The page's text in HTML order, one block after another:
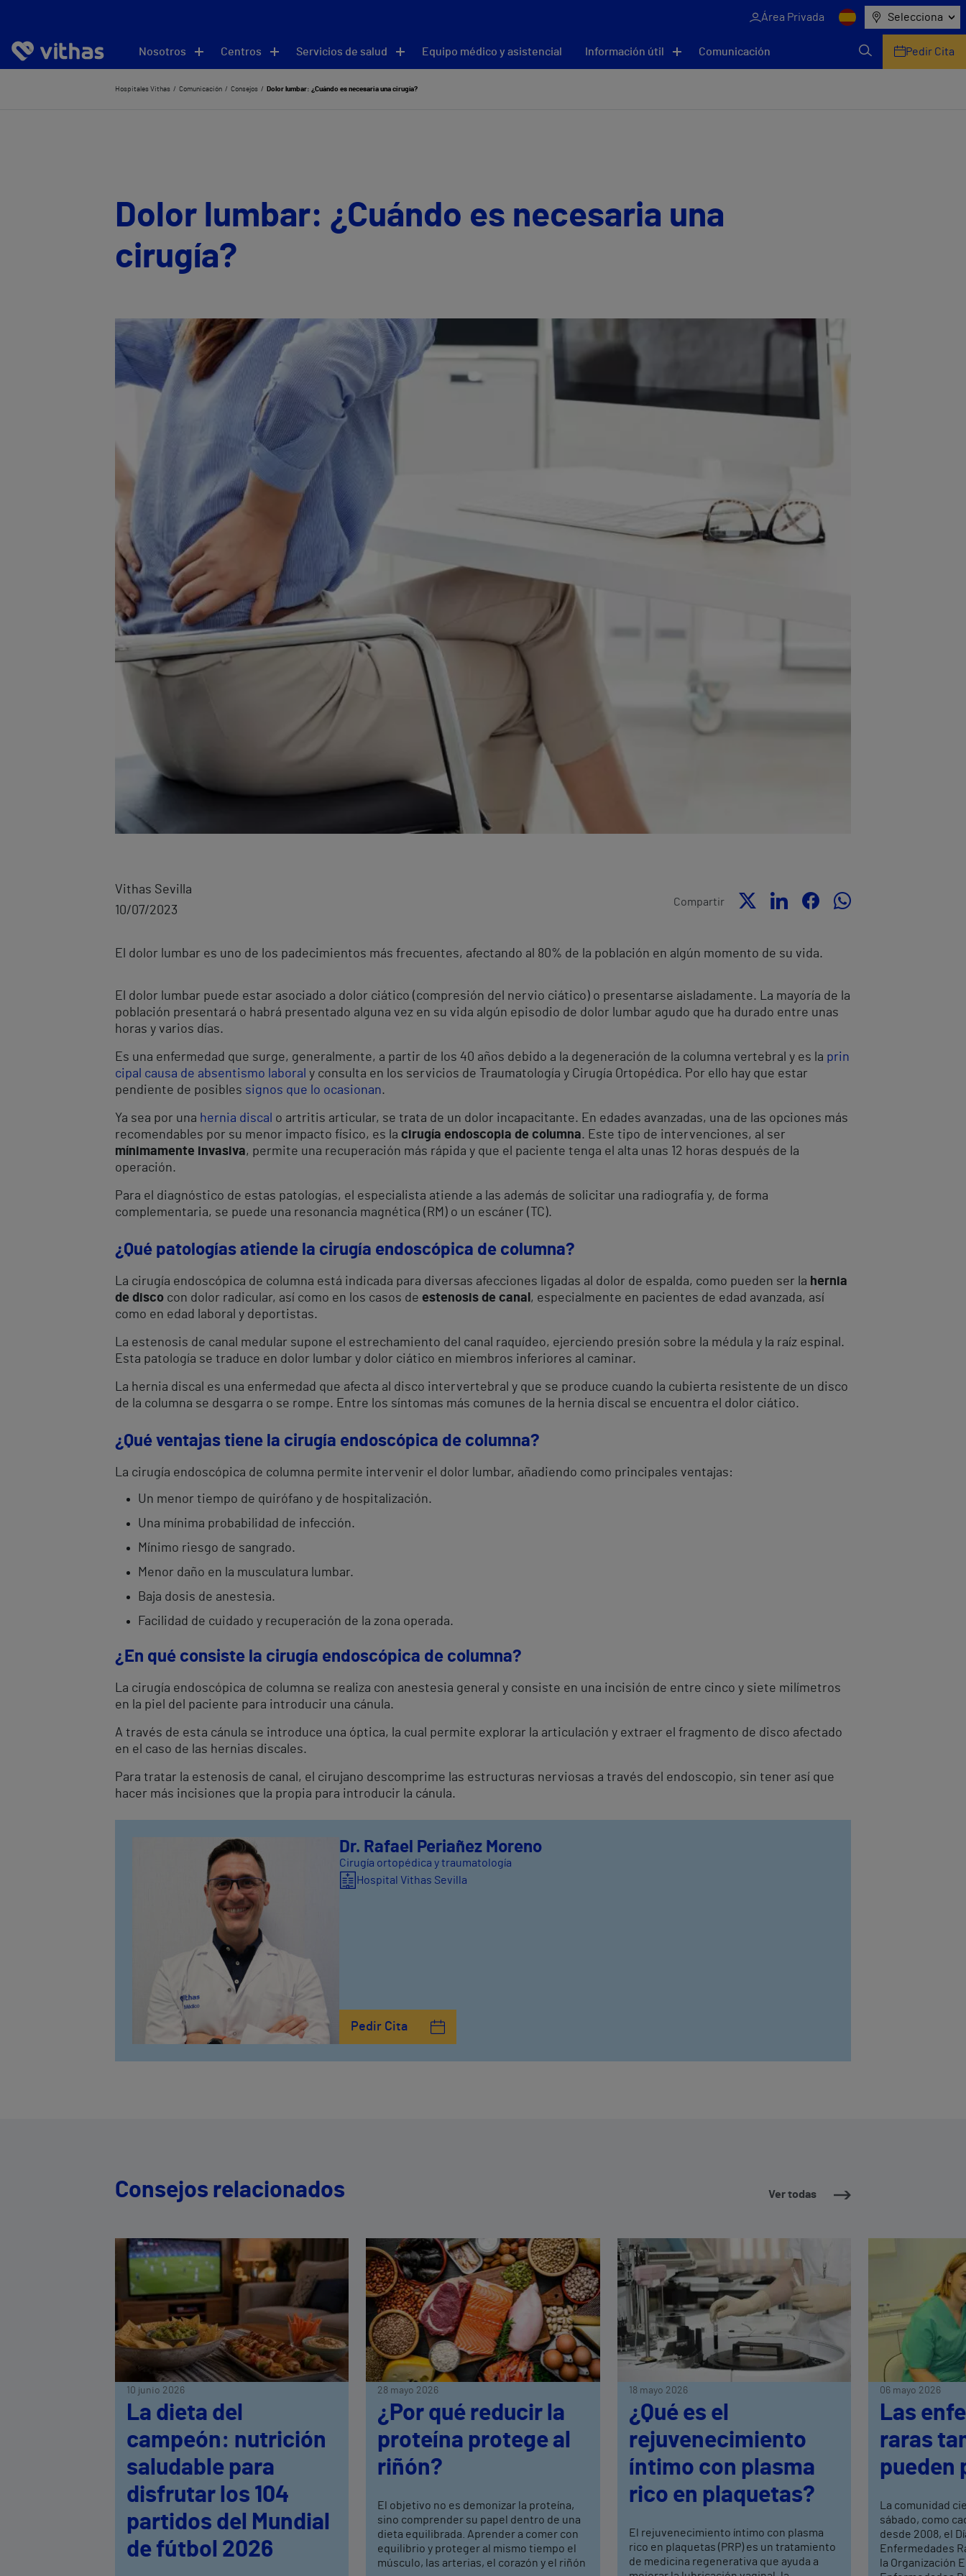
Área Privada Selecciona
Nosotros Centros Servicios de salud Equipo médico y asistencial Información útil Comunicación Pedir Cita
Hospitales Vithas Comunicación Consejos Dolor lumbar: ¿Cuándo es necesaria una cirugía?
Dolor lumbar: ¿Cuándo es necesaria una
cirugía?
Vithas Sevilla
10/07/2023
Compartir
El dolor lumbar es uno de los padecimientos más frecuentes, afectando al 80% de la población en algún momento de su vida.
El dolor lumbar puede estar asociado a dolor ciático (compresión del nervio ciático) o presentarse aisladamente. La mayoría de la
población presentará o habrá presentado alguna vez en su vida algún episodio de dolor lumbar agudo que ha durado entre unas
horas y varios días.
Es una enfermedad que surge, generalmente, a partir de los 40 años debido a la degeneración de la columna vertebral y es la prin
cipal causa de absentismo laboral y consulta en los servicios de Traumatología y Cirugía Ortopédica. Por ello hay que estar
pendiente de posibles signos que lo ocasionan.
Ya sea por una hernia discal o artritis articular, se trata de un dolor incapacitante. En edades avanzadas, una de las opciones más
recomendables por su menor impacto físico, es la cirugía endoscopia de columna. Este tipo de intervenciones, al ser
mínimamente invasiva, permite una recuperación más rápida y que el paciente tenga el alta unas 12 horas después de la
operación.
Para el diagnóstico de estas patologías, el especialista atiende a las además de solicitar una radiografía y, de forma
complementaria, se puede una resonancia magnética (RM) o un escáner (TC).
¿Qué patologías atiende la cirugía endoscópica de columna?
La cirugía endoscópica de columna está indicada para diversas afecciones ligadas al dolor de espalda, como pueden ser la hernia
de disco con dolor radicular, así como en los casos de estenosis de canal , especialmente en pacientes de edad avanzada, así
como en edad laboral y deportistas.
La estenosis de canal medular supone el estrechamiento del canal raquídeo, ejerciendo presión sobre la médula y la raíz espinal.
Esta patología se traduce en dolor lumbar y dolor ciático en miembros inferiores al caminar.
La hernia discal es una enfermedad que afecta al disco intervertebral y que se produce cuando la cubierta resistente de un disco
de la columna se desgarra o se rompe. Entre los síntomas más comunes de la hernia discal se encuentra el dolor ciático.
¿Qué ventajas tiene la cirugía endoscópica de columna?
La cirugía endoscópica de columna permite intervenir el dolor lumbar, añadiendo como principales ventajas:
Un menor tiempo de quirófano y de hospitalización.
Una mínima probabilidad de infección.
Mínimo riesgo de sangrado.
Menor daño en la musculatura lumbar.
Baja dosis de anestesia.
Facilidad de cuidado y recuperación de la zona operada.
¿En qué consiste la cirugía endoscópica de columna?
La cirugía endoscópica de columna se realiza con anestesia general y consiste en una incisión de entre cinco y siete milímetros
en la piel del paciente para introducir una cánula.
A través de esta cánula se introduce una óptica, la cual permite explorar la articulación y extraer el fragmento de disco afectado
en el caso de las hernias discales.
Para tratar la estenosis de canal, el cirujano descomprime las estructuras nerviosas a través del endoscopio, sin tener así que
hacer más incisiones que la propia para introducir la cánula.
Dr. Rafael Periañez Moreno
Cirugía ortopédica y traumatología
Hospital Vithas Sevilla
Pedir Cita
Consejos relacionados Ver todas
10 junio 2026
La dieta del
campeón: nutrición
saludable para
disfrutar los 104
partidos del Mundial
de fútbol 2026
28 mayo 2026
¿Por qué reducir la
proteína protege al
riñón?
El objetivo no es demonizar la proteína,
sino comprender su papel dentro de una
dieta equilibrada. Aprender a comer con
equilibrio y proteger al mismo tiempo el
músculo, las arterias, el corazón y el riñón
18 mayo 2026
¿Qué es el
rejuvenecimiento
íntimo con plasma
rico en plaquetas?
El rejuvenecimiento íntimo con plasma
rico en plaquetas (PRP) es un tratamiento
de medicina regenerativa que ayuda a
06 mayo 2026
Las
raras
pueden
La comunidad
sábado, como
desde 2008, el
Enfermedades
la Organización